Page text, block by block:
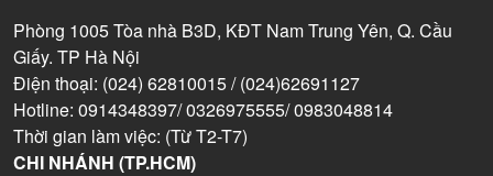
Phòng 1005 Tòa nhà B3D, KĐT Nam Trung Yên, Q. Cầu
Giấy. TP Hà Nội
Điện thoại: (024) 62810015 / (024)62691127
Hotline: 0914348397/ 0326975555/ 0983048814
Thời gian làm việc: (Từ T2-T7)
CHI NHÁNH (TP.HCM)